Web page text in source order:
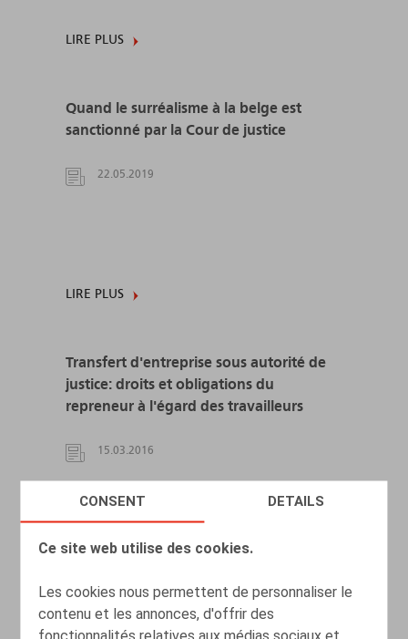
CONSENT DETAILS
Ce site web utilise des cookies.
Les cookies nous permettent de personnaliser le
contenu et les annonces, d'offrir des
fonctionnalités relatives aux médias sociaux et
LIRE PLUS
Quand le surréalisme à la belge est
sanctionné par la Cour de justice
22.05.2019
LIRE PLUS
Transfert d'entreprise sous autorité de
justice: droits et obligations du
repreneur à l'égard des travailleurs
15.03.2016
LIRE PLUS
24.10.2014